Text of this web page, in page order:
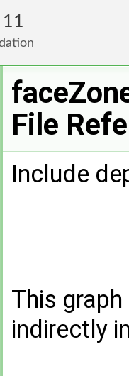
11
Foundation
File
Include
This
indirectly